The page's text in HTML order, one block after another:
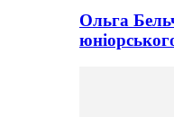
Ольга